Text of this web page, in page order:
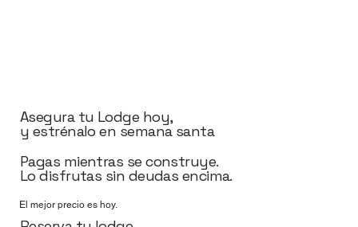
Asegura tu Lodge hoy,
y estrénalo en semana santa
Pagas mientras se construye.
Lo disfrutas sin deudas encima.
El mejor precio es hoy.